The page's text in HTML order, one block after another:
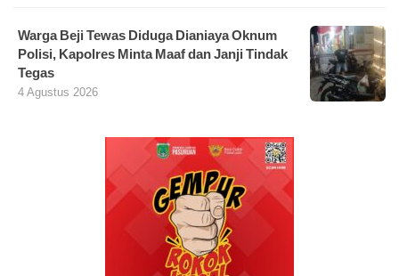
Warga Beji Tewas Diduga Dianiaya Oknum
Polisi, Kapolres Minta Maaf dan Janji Tindak
Tegas
4 Agustus 2026